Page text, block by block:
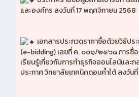
และองค์กร ลงวันที่ 17 พฤศจิกายน 2568
เอกสารประกวดราคาซื้อด้วยวิธีปร
(e-bidding) เลขที่ ค. ๐๐๑/๒๕๖๘ การซื้
เรียนรู้เกี่ยวกับการทำธุรกิจออนไลน์และ
ประกาศ วิทยาลัยเทคนิคดอนค้ำใต้ ลงวัน